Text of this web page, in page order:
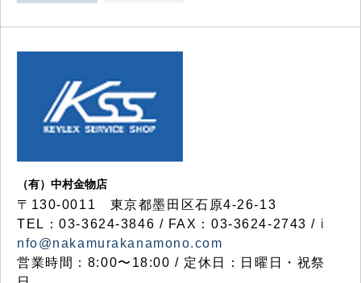
（有）中村金物店
〒130-0011 東京都墨田区石原4-26-13
TEL：03-3624-3846 / FAX：03-3624-2743 / i
nfo@nakamurakanamono.com
営業時間：8:00〜18:00 / 定休日：日曜日・祝祭